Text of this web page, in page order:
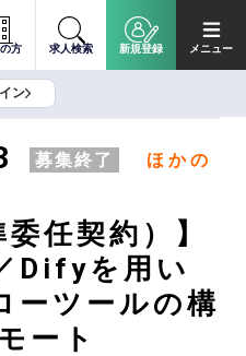
方 求人検索 新規登録 メニュー
ン
募集終了
ほかの
任契約）】
Difyを用い
ーツールの構
ート